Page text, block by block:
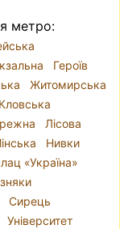
і
йде
квартири,
адже
у
для
прикладу,
центр
метро:
Героїв
Житомирська
Кловська
Лісова
Нивки
«Україна»
Сирець
Університет